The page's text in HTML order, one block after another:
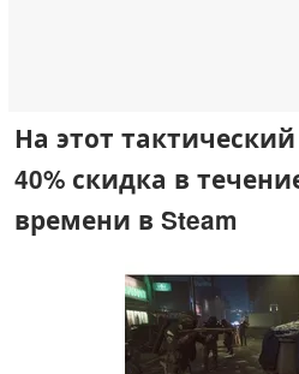
На этот
40% скидка в
времени в Steam